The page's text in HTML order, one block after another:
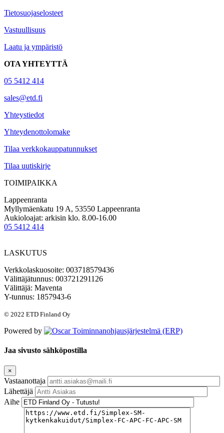
Tietosuojaselosteet
Vastuullisuus
Laatu ja ympäristö
OTA YHTEYTTÄ
05 5412 414
sales@etd.fi
Yhteystiedot
Yhteydenottolomake
Tilaa verkkokauppatunnukset
Tilaa uutiskirje
TOIMIPAIKKA
Lappeenranta
Myllymäenkatu 19 A, 53550 Lappeenranta
Aukioloajat: arkisin klo. 8.00-16.00
05 5412 414
LASKUTUS
Verkkolaskuosoite: 003718579436
Välittäjätunnus: 003721291126
Välittäjä: Maventa
Y-tunnus: 1857943-6
© 2022 ETD Finland Oy
Powered by
Jaa sivusto sähköpostilla
×
Vastaanottaja
Lähettäjä
Aihe